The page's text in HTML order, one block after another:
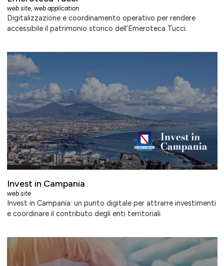
web site, web application
Digitalizzazione e coordinamento operativo per rendere
accessibile il patrimonio storico dell’Emeroteca Tucci.
Invest in Campania
web site
Invest in Campania: un punto digitale per attrarre investimenti
e coordinare il contributo degli enti territoriali.